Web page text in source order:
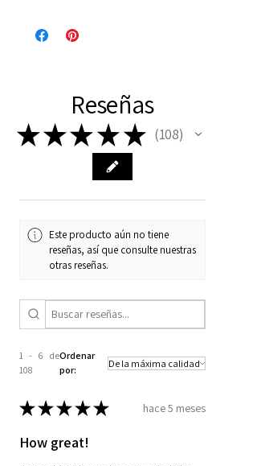
Shoe color(s):
The shoes are about 45 mm
long and 19 mm wide. They
fit Joy Forever First Edition
BJD's, Dianna Effner Little
Darling (without
socks) Dianna Effner 11 inch
from Helen Kish, and Ann
Estelle from Robert Tonner.
Reseñas
★★★ ★ ★ 108
108
Este producto aún no tiene
reseñas, así que consulte nuestras
otras reseñas.
1 - 6 de
108
Ordenar
por:
★★★★★ hace 5 meses
How great!